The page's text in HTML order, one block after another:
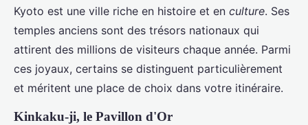
Kyoto est une ville riche en histoire et en culture. Ses
temples anciens sont des trésors nationaux qui
attirent des millions de visiteurs chaque année. Parmi
ces joyaux, certains se distinguent particulièrement
et méritent une place de choix dans votre itinéraire.
Kinkaku-ji, le Pavillon d'Or